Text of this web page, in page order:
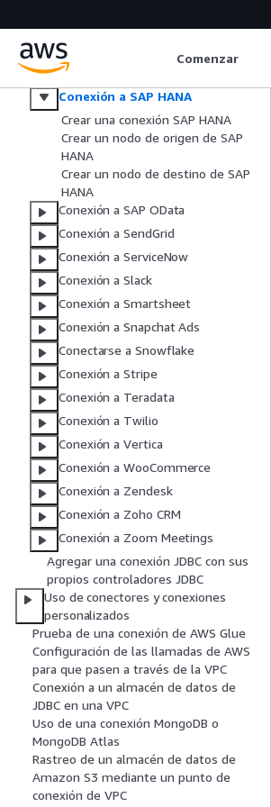
Comenzar
Cloud
Conexión a Salesforce Marketing
Conexión a SAP HANA
Crear una conexión SAP HANA
Crear un nodo de origen de SAP
HANA
Crear un nodo de destino de SAP
HANA
Conexión a SAP OData
Conexión a SendGrid
Conexión a ServiceNow
Conexión a Slack
Conexión a Smartsheet
Conexión a Snapchat Ads
Conectarse a Snowflake
Conexión a Stripe
Conexión a Teradata
Conexión a Twilio
Conexión a Vertica
Conexión a WooCommerce
Conexión a Zendesk
Conexión a Zoho CRM
Conexión a Zoom Meetings
Agregar una conexión JDBC con sus
propios controladores JDBC
Uso de conectores y conexiones
personalizados
Prueba de una conexión de AWS Glue
Configuración de las llamadas de AWS
para que pasen a través de la VPC
Conexión a un almacén de datos de
JDBC en una VPC
Uso de una conexión MongoDB o
MongoDB Atlas
Rastreo de un almacén de datos de
Amazon S3 mediante un punto de
conexión de VPC